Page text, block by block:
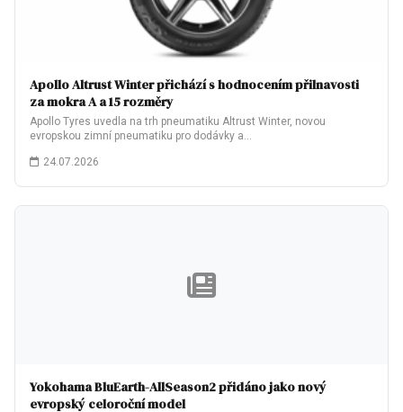
Apollo Altrust Winter přichází s hodnocením přilnavosti
za mokra A a 15 rozměry
Apollo Tyres uvedla na trh pneumatiku Altrust Winter, novou
evropskou zimní pneumatiku pro dodávky a…
24.07.2026
Yokohama BluEarth-AllSeason2 přidáno jako nový
evropský celoroční model